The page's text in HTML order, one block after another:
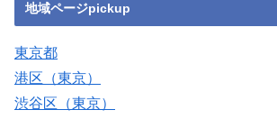
地域ページpickup
東京都
港区（東京）
渋谷区（東京）